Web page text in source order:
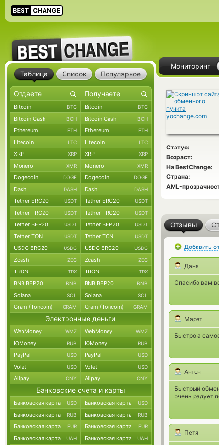
Мониторинг
Статус:
Возраст:
На BestChange:
Страна:
AML-
Отзывы
Добавить
Даня
Спасибо вам
Марат
Быстро а
Антон
Быстрый
очень радует
Петя
Таблица Список Популярное
Bitcoin BTC Bitcoin BTC
Bitcoin Cash BCH Bitcoin Cash BCH
Ethereum ETH Ethereum ETH
Litecoin LTC Litecoin LTC
XRP XRP XRP XRP
Monero XMR Monero XMR
Dogecoin DOGE Dogecoin DOGE
Dash DASH Dash DASH
Tether ERC20 USDT Tether ERC20 USDT
Tether TRC20 USDT Tether TRC20 USDT
Tether BEP20 USDT Tether BEP20 USDT
Tether TON USDT Tether TON USDT
USDC ERC20 USDC USDC ERC20 USDC
Zcash ZEC Zcash ZEC
TRON TRX TRON TRX
BNB BEP20 BNB BNB BEP20 BNB
Solana SOL Solana SOL
Gram (Toncoin) GRAM Gram (Toncoin) GRAM
Электронные деньги
WebMoney WMZ WebMoney WMZ
ЮMoney RUB ЮMoney RUB
PayPal USD PayPal USD
Volet USD Volet USD
Alipay CNY Alipay CNY
Банковские счета и карты
Банковская карта USD Банковская карта USD
Банковская карта RUB Банковская карта RUB
Банковская карта EUR Банковская карта EUR
Банковская карта UAH Банковская карта UAH